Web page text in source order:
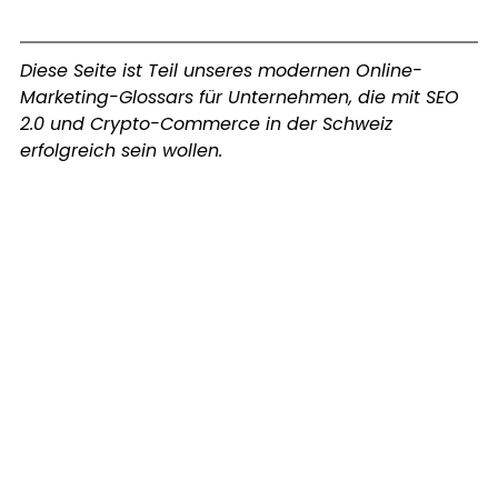
Diese Seite ist Teil unseres modernen Online-
Marketing-Glossars für Unternehmen, die mit SEO
2.0 und Crypto-Commerce in der Schweiz
erfolgreich sein wollen.